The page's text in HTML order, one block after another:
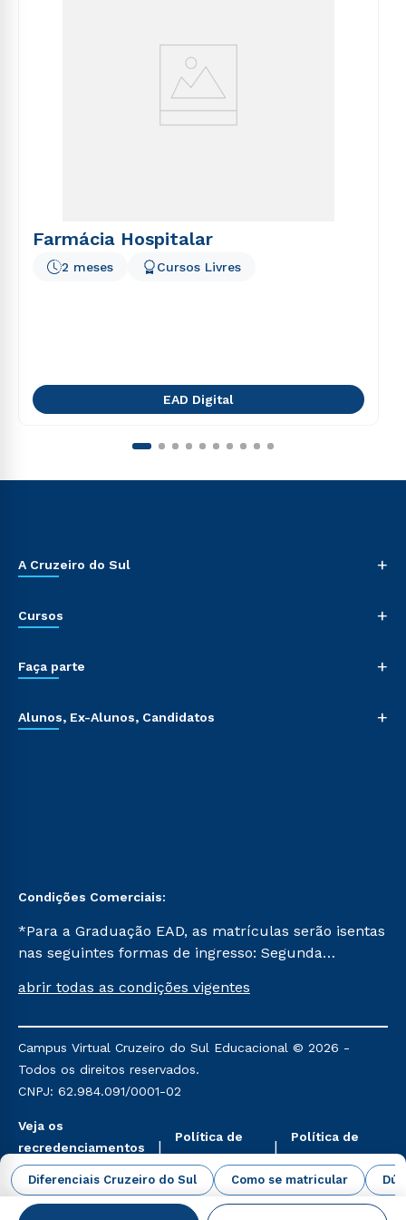
Diferenciais Cruzeiro do Sul Como se matricular
Farmácia Hospitalar
2 meses Cursos Livres
EAD Digital
A Cruzeiro do Sul +
Cursos +
Faça parte +
Alunos, Ex-Alunos, Candidatos +
Condições Comerciais:
*Para a Graduação EAD, as matrículas serão isentas
nas seguintes formas de ingresso: Segunda
Já para as demais, a taxa de matrícula será de R$
mencionadas são referentes aos cursos: Ensino
Religioso, Geografia para a Docência e Metodologia
do Ensino de História: Questões Atuais.
abrir todas as condições vigentes
Campus Virtual Cruzeiro do Sul Educacional © 2026 -
Todos os direitos reservados.
CNPJ: 62.984.091/0001-02
Veja os
recredenciamentos
aqui
Política de
Privacidade
Política de
Cookies